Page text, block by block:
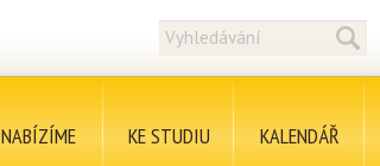
NABÍZÍME KE STUDIU KALENDÁŘ